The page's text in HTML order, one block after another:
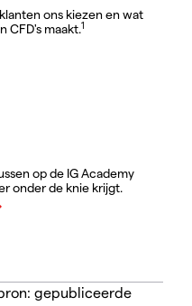
ons kiezen en wat
CFD's maakt.1
op de IG Academy
onder de knie krijgt.
gepubliceerde